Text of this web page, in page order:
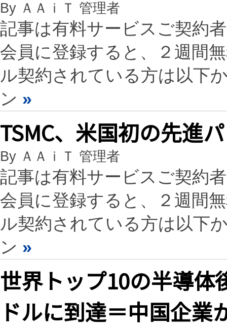
By ＡＡｉＴ 管理者
記事は有料サービスご契約
会員に登録すると、２週間
ル契約されている方は以下
ン »
TSMC、米国初の先進
By ＡＡｉＴ 管理者
記事は有料サービスご契約
会員に登録すると、２週間
ル契約されている方は以下
ン »
世界トップ10の半導体
ドルに到達＝中国企業